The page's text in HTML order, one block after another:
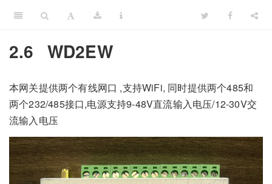
2.6 WD2EW
本网关提供两个有线网口 ,支持WiFi, 同时提供两个485和
两个232/485接口,电源支持9-48V直流输入电压/12-30V交
流输入电压